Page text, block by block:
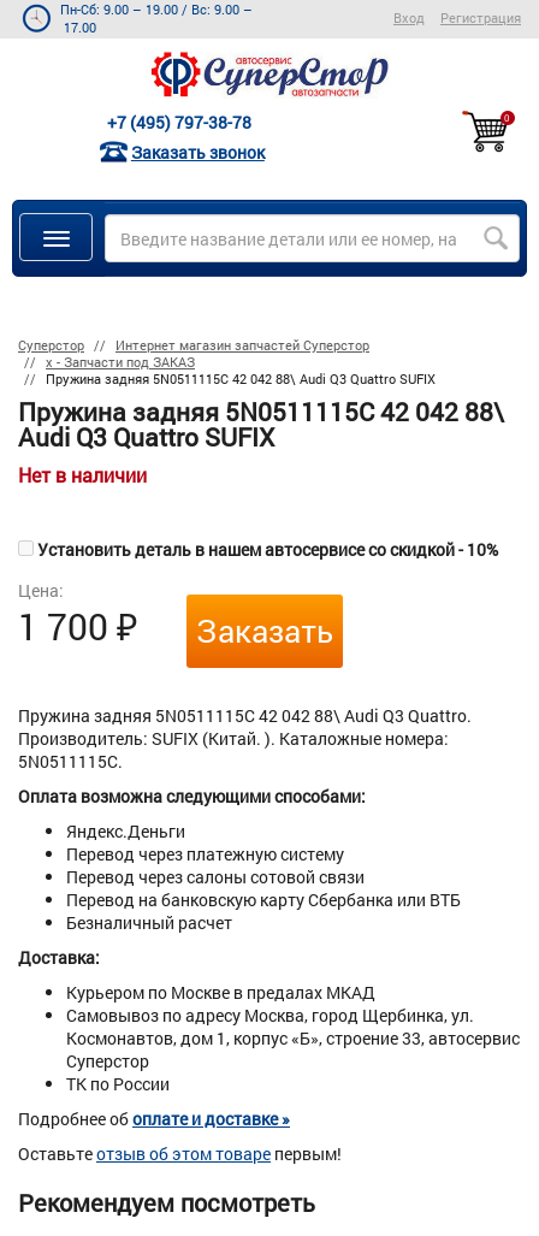
Пн-Сб: 9.00 – 19.00 / Вс: 9.00 –
17.00
Вход Регистрация
+7 (495) 797-38-78
Заказать звонок
0
Суперстор
Интернет магазин запчастей Суперстор
х - Запчасти под ЗАКАЗ
Пружина задняя 5N0511115C 42 042 88\ Audi Q3 Quattro SUFIX
Пружина задняя 5N0511115C 42 042 88\
Audi Q3 Quattro SUFIX
Нет в наличии
Установить деталь в нашем автосервисе со скидкой - 10%
Цена:
1 700 ₽ Заказать
Пружина задняя 5N0511115C 42 042 88\ Audi Q3 Quattro.
Производитель: SUFIX (Китай. ). Каталожные номера:
5N0511115C.
Оплата возможна следующими способами:
Яндекс.Деньги
Перевод через платежную систему
Перевод через салоны сотовой связи
Перевод на банковскую карту Сбербанка или ВТБ
Безналичный расчет
Доставка:
Курьером по Москве в предалах МКАД
Самовывоз по адресу Москва, город Щербинка, ул.
Космонавтов, дом 1, корпус «Б», строение 33, автосервис
Суперстор
ТК по России
Подробнее обоплате и доставке »
Оставьтеотзыв об этом товаре первым!
Рекомендуем посмотреть